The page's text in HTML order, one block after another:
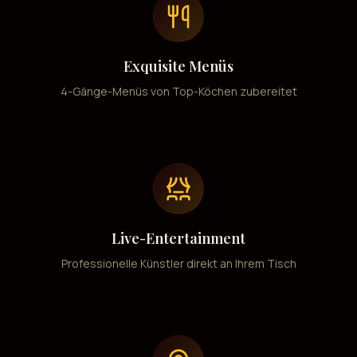
Exquisite Menüs
4-Gänge-Menüs von Top-Köchen zubereitet
Live-Entertainment
Professionelle Künstler direkt an Ihrem Tisch